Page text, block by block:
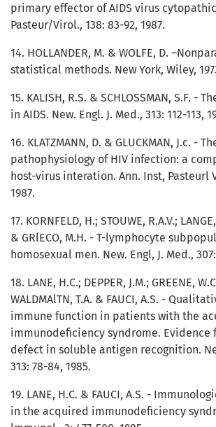
primary effector of AIDS virus
Pasteur/Virol., 138: 83-92, 1987.
14. HOLLANDER, M. & WOLFE, D.
statistical methods. New York, Wiley,
15. KALISH, R.S. & SCHLOSSMAN, S.F. -
in AIDS. New. Engl. J. Med., 313: 112-113,
16. KLATZMANN, D. & GLUCKMAN, J.c. -
pathophysiology of HIV infection: a
host-virus interation. Ann. Inst, Pasteurl
1987.
17. KORNFELD, H.; STOUWE, R.A.V.;
& GRlECO, M.H. - T-lymphocyte
homosexual men. New. Engl, J. Med., 307:
18. LANE, H.C.; DEPPER, J.M.; GREENE,
WALDMAlTN, T.A. & FAUCI, A.S. -
immune function in patients with the
immunodeficiency syndrome. Evidence
defect in soluble antigen recognition.
313: 78-84, 1985.
19. LANE, H.C. & FAUCI, A.S. -
in the acquired immunodeficiency